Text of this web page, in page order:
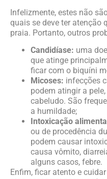
Infelizmente, estes não
quais se deve ter atenção
praia. Portanto, outros
Candidíase: uma
que atinge
ficar com o biquíni
Micoses: infecções
podem atingir a
cabeludo. São
a humildade;
Intoxicação
ou de procedência
podem causar
causa vômito,
alguns casos, febre.
Enfim, ficar atento e